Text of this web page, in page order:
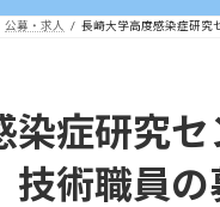
公募・求人 長崎大学高度感染症研究
症研究
術職員の